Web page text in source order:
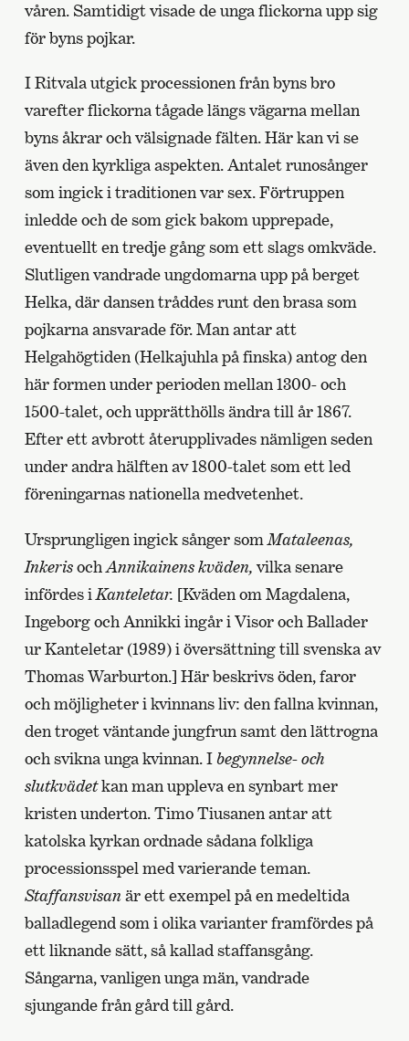
våren. Samtidigt visade de unga flickorna upp sig
för byns pojkar.
I Ritvala utgick processionen från byns bro
varefter flickorna tågade längs vägarna mellan
byns åkrar och välsignade fälten. Här kan vi se
även den kyrkliga aspekten. Antalet runosånger
som ingick i traditionen var sex. Förtruppen
inledde och de som gick bakom upprepade,
eventuellt en tredje gång som ett slags omkväde.
Slutligen vandrade ungdomarna upp på berget
Helka, där dansen tråddes runt den brasa som
pojkarna ansvarade för. Man antar att
Helgahögtiden (Helkajuhla på finska) antog den
här formen under perioden mellan 1300- och
1500-talet, och upprätthölls ändra till år 1867.
Efter ett avbrott återupplivades nämligen seden
under andra hälften av 1800-talet som ett led
föreningarnas nationella medvetenhet.
Ursprungligen ingick sånger som Mataleenas,
Inkerisoch Annikainens kväden, vilka senare
infördes i Kanteletar. [Kväden om Magdalena,
Ingeborg och Annikki ingår i Visor och Ballader
ur Kanteletar (1989) i översättning till svenska av
Thomas Warburton.] Här beskrivs öden, faror
och möjligheter i kvinnans liv: den fallna kvinnan,
den troget väntande jungfrun samt den lättrogna
och svikna unga kvinnan. I begynnelse- och
slutkvädetkan man uppleva en synbart mer
kristen underton. Timo Tiusanen antar att
katolska kyrkan ordnade sådana folkliga
processionsspel med varierande teman.
Staffansvisanär ett exempel på en medeltida
balladlegend som i olika varianter framfördes på
ett liknande sätt, så kallad staffansgång.
Sångarna, vanligen unga män, vandrade
sjungande från gård till gård.